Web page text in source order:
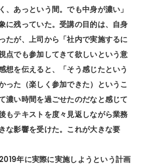
、あっという間。でも中身が濃い」
に残っていた。受講の目的は、自身
たが、上司から「社内で実施するに
点でも参加してきて欲しいという意
想を伝えると、「そう感じたという
った（楽しく参加できた）というこ
濃い時間を過ごせたのだなと感じて
もテキストを度々見返しながら業務
な影響を受けた。これが大きな要
年に実際に実施しようという計画